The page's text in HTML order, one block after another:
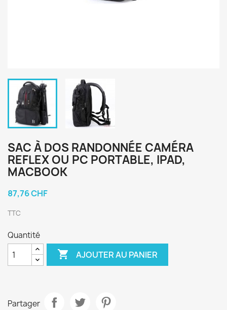
SAC À DOS RANDONNÉE CAMÉRA
REFLEX OU PC PORTABLE, IPAD,
MACBOOK
87,76 CHF
TTC
Quantité
 AJOUTER AU PANIER
Partager